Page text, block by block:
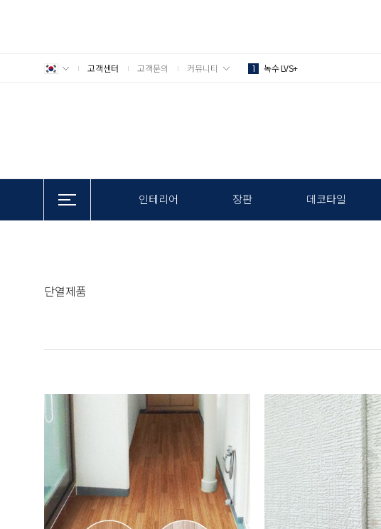
고객센터 고객문의 커뮤니티 1 녹수 LVS+
인테리어 장판 데코타일
단열제품